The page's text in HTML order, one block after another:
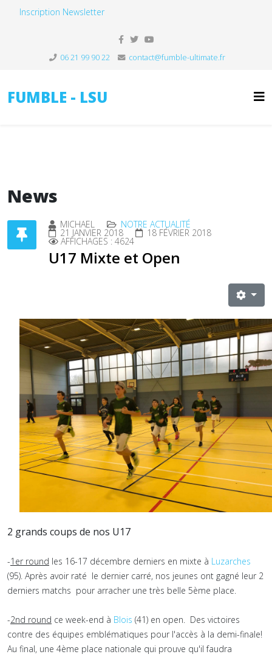
Inscription Newsletter
06 21 99 90 22 contact@fumble-ultimate.fr
FUMBLE - LSU
News
MICHAEL NOTRE ACTUALITÉ
21 JANVIER 2018 18 FÉVRIER 2018
AFFICHAGES : 4624
U17 Mixte et Open
2 grands coups de nos U17
-1er round les 16-17 décembre derniers en mixte à Luzarches
(95). Après avoir raté le dernier carré, nos jeunes ont gagné leur 2
derniers matchs pour arracher une très belle 5ème place.
-2nd round ce week-end à Blois (41) en open. Des victoires
contre des équipes emblématiques pour l'accès à la demi-finale!
Au final, une 4ème place nationale qui prouve qu'il faudra